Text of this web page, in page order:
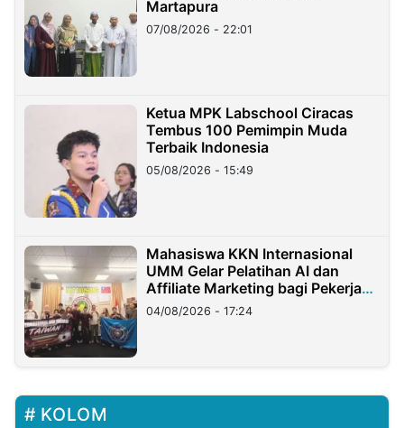
Martapura
07/08/2026 - 22:01
Ketua MPK Labschool Ciracas
Tembus 100 Pemimpin Muda
Terbaik Indonesia
05/08/2026 - 15:49
Mahasiswa KKN Internasional
UMM Gelar Pelatihan AI dan
Affiliate Marketing bagi Pekerja
Migran Indonesia di Taiwan
04/08/2026 - 17:24
KOLOM